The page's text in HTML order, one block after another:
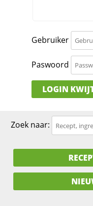
Gebruiker
Paswoord
LOGIN
Zoek naar: